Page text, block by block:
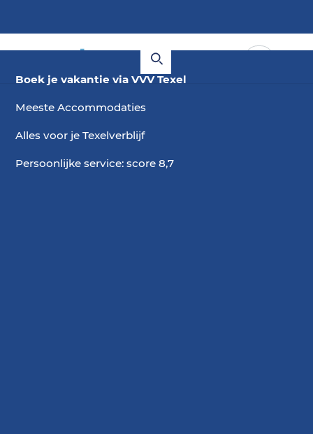
Boek je vakantie via VVV Texel
Meeste Accommodaties
Alles voor je Texelverblijf
Persoonlijke service: score 8,7